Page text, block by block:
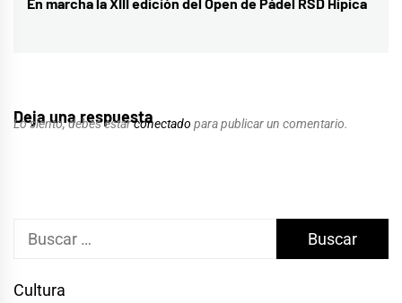
Entrada
En marcha la XIII edición del Open de Pádel RSD Hípica
Deja una respuesta
Lo siento, debes estarconectado para publicar un comentario.
Buscar:
Cultura